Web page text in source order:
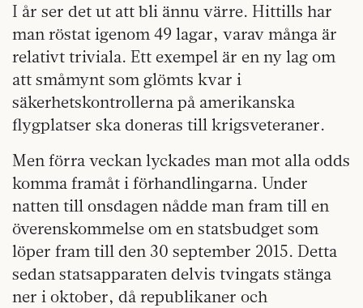
I år ser det ut att bli ännu värre. Hittills har
man röstat igenom 49 lagar, varav många är
relativt triviala. Ett exempel är en ny lag om
att småmynt som glömts kvar i
säkerhetskontrollerna på amerikanska
flygplatser ska doneras till krigsveteraner.
Men förra veckan lyckades man mot alla odds
komma framåt i förhandlingarna. Under
natten till onsdagen nådde man fram till en
överenskommelse om en statsbudget som
löper fram till den 30 september 2015. Detta
sedan statsapparaten delvis tvingats stänga
ner i oktober, då republikaner och